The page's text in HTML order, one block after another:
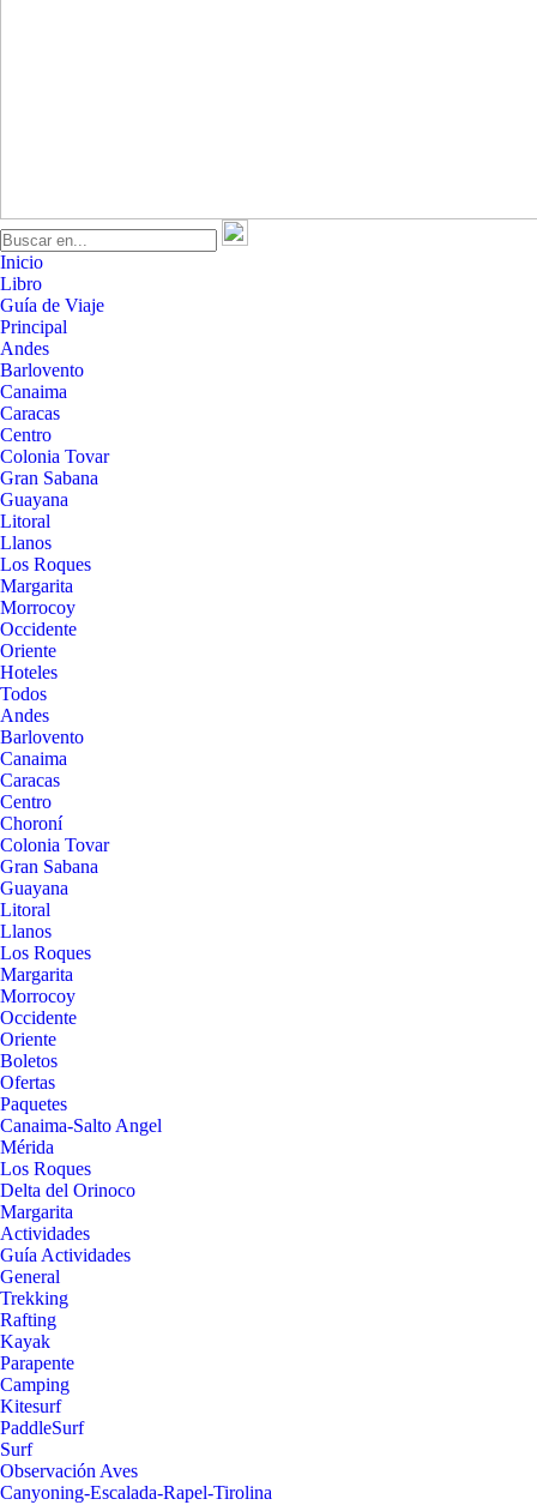
Inicio
Libro
Guía de Viaje
Principal
Andes
Barlovento
Canaima
Caracas
Centro
Colonia Tovar
Gran Sabana
Guayana
Litoral
Llanos
Los Roques
Margarita
Morrocoy
Occidente
Oriente
Hoteles
Todos
Andes
Barlovento
Canaima
Caracas
Centro
Choroní
Colonia Tovar
Gran Sabana
Guayana
Litoral
Llanos
Los Roques
Margarita
Morrocoy
Occidente
Oriente
Boletos
Ofertas
Paquetes
Canaima-Salto Angel
Mérida
Los Roques
Delta del Orinoco
Margarita
Actividades
Guía Actividades
General
Trekking
Rafting
Kayak
Parapente
Camping
Kitesurf
PaddleSurf
Surf
Observación Aves
Canyoning-Escalada-Rapel-Tirolina